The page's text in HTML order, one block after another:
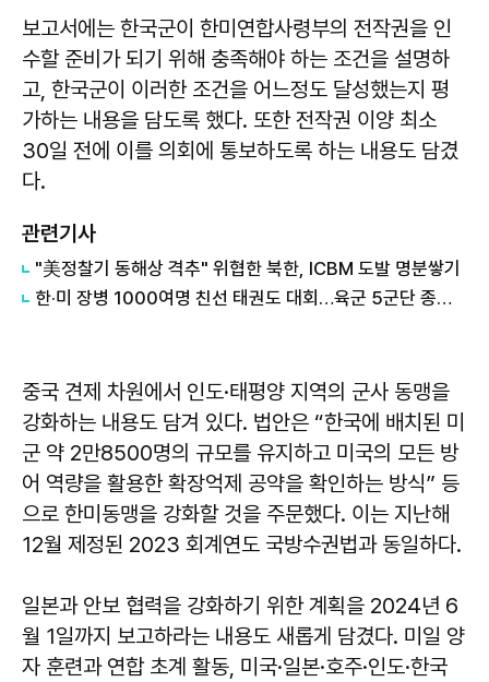
보고서에는 한국군이 한미연합사령부의 전작권을 인
수할 준비가 되기 위해 충족해야 하는 조건을 설명하
고, 한국군이 이러한 조건을 어느정도 달성했는지 평
가하는 내용을 담도록 했다. 또한 전작권 이양 최소
30일 전에 이를 의회에 통보하도록 하는 내용도 담겼
다.
관련기사
​"美정찰기 동해상 격추" 위협한 북한, ICBM 도발 명분쌓기
​한·미 장병 1000여명 친선 태권도 대회…육군 5군단 종합우승
중국 견제 차원에서 인도·태평양 지역의 군사 동맹을
강화하는 내용도 담겨 있다. 법안은 “한국에 배치된 미
군 약 2만8500명의 규모를 유지하고 미국의 모든 방
어 역량을 활용한 확장억제 공약을 확인하는 방식” 등
으로 한미동맹을 강화할 것을 주문했다. 이는 지난해
12월 제정된 2023 회계연도 국방수권법과 동일하다.
일본과 안보 협력을 강화하기 위한 계획을 2024년 6
월 1일까지 보고하라는 내용도 새롭게 담겼다. 미일 양
자 훈련과 연합 초계 활동, 미국·일본·호주·인도·한국